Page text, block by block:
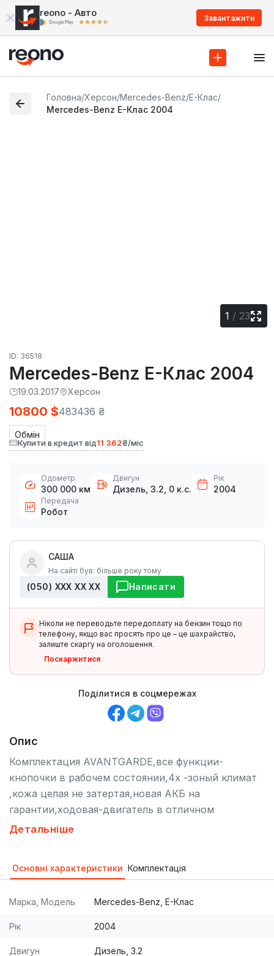
reono - Авто Завантажити
Головна/Херсон/Mercedes-Benz/E-Клас/
Mercedes-Benz E-Клас 2004
1 / 23
ID: 36518
Mercedes-Benz E-Клас 2004
19.03.2017 Херсон
Обмін
10800 $483436 ₴
Купити в кредит від11 362₴/міс
Одометр
300 000 км
Двигун
Дизель, 3.2, 0 к.с.
Рік
2004
Передача
Робот
САША
На сайті був: більше року тому
(050) ХХХ ХХ ХХ Написати
Ніколи не переводьте передоплату на бензин тощо по
телефону, якщо вас просять про це – це шахрайство,
залиште скаргу на оголошення.
Поскаржитися
Поділитися в соцмережах
Опис
Комплектация AVANTGARDE,все функции-
кнопочки в рабочем состоянии,4х -зоный климат
,кожа целая не затертая,новая АКБ на
гарантии,ходовая-двигатель в отличном
состоянии.На обмен дороже.
Детальніше
Основні характеристики Комплектація
Марка, Модель Mercedes-Benz, E-Клас
Рік 2004
Двигун Дизель, 3.2